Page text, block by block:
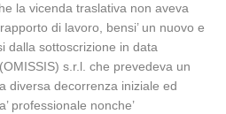
la vicenda traslativa non aveva
di lavoro, bensi’ un nuovo e
dalla sottoscrizione in data
s.r.l. che prevedeva un
diversa decorrenza iniziale ed
professionale nonche’